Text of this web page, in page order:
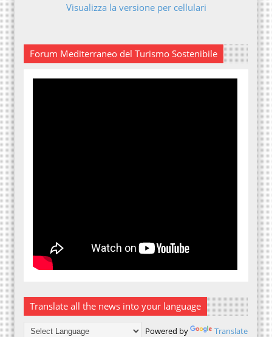
Visualizza la versione per cellulari
Forum Mediterraneo del Turismo Sostenibile
Translate all the news into your language
Powered by Translate